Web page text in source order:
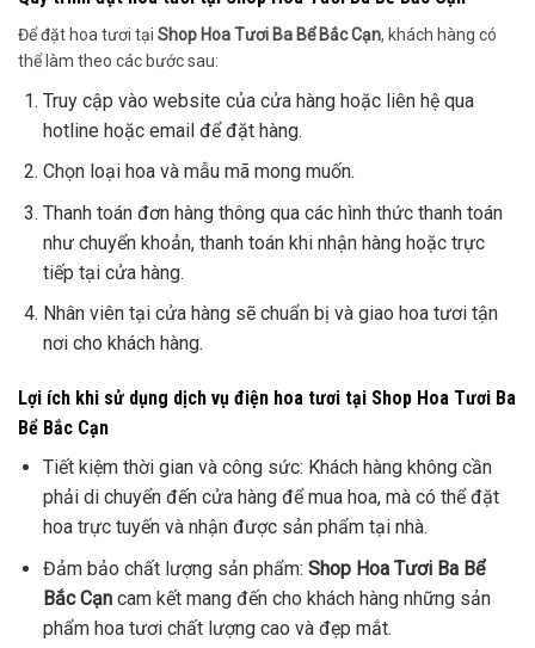
Để đặt hoa tươi tại Shop Hoa Tươi Ba Bể Bắc Cạn, khách hàng có
thể làm theo các bước sau:
Truy cập vào website của cửa hàng hoặc liên hệ qua
hotline hoặc email để đặt hàng.
Chọn loại hoa và mẫu mã mong muốn.
Thanh toán đơn hàng thông qua các hình thức thanh toán
như chuyển khoản, thanh toán khi nhận hàng hoặc trực
tiếp tại cửa hàng.
Nhân viên tại cửa hàng sẽ chuẩn bị và giao hoa tươi tận
nơi cho khách hàng.
Lợi ích khi sử dụng dịch vụ điện hoa tươi tại Shop Hoa Tươi Ba
Bể Bắc Cạn
Tiết kiệm thời gian và công sức: Khách hàng không cần
phải di chuyển đến cửa hàng để mua hoa, mà có thể đặt
hoa trực tuyến và nhận được sản phẩm tại nhà.
Đảm bảo chất lượng sản phẩm: Shop Hoa Tươi Ba Bể
Bắc Cạncam kết mang đến cho khách hàng những sản
phẩm hoa tươi chất lượng cao và đẹp mắt.